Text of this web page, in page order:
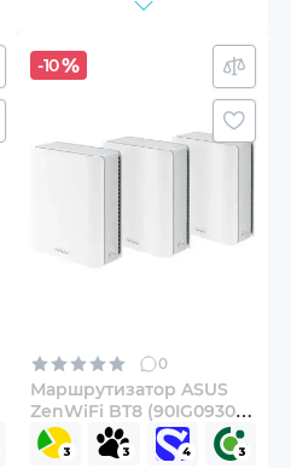
-10
0
Маршрутизатор ASUS
ZenWiFi BT8 (90IG0930-
MO3B40) 3-pack